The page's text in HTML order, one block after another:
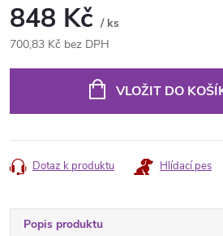
848 Kč / ks
700,83 Kč bez DPH
VLOŽIT DO
Dotaz k produktu Hlídací pes
Popis produktu